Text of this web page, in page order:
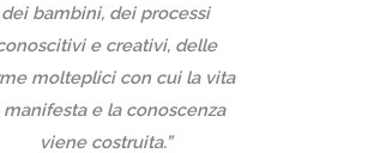
dei bambini, dei processi
e creativi, delle
molteplici con cui la vita
manifesta e la conoscenza
viene costruita.”